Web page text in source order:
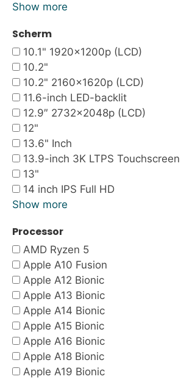
Show more
Scherm
10.1" 1920x1200p (LCD)
10.2"
10.2" 2160x1620p (LCD)
11.6-inch LED-backlit
12.9″ 2732×2048p (LCD)
12"
13.6" Inch
13.9-inch 3K LTPS Touchscreen
13"
14 inch IPS Full HD
Show more
Processor
AMD Ryzen 5
Apple A10 Fusion
Apple A12 Bionic
Apple A13 Bionic
Apple A14 Bionic
Apple A15 Bionic
Apple A16 Bionic
Apple A18 Bionic
Apple A19 Bionic